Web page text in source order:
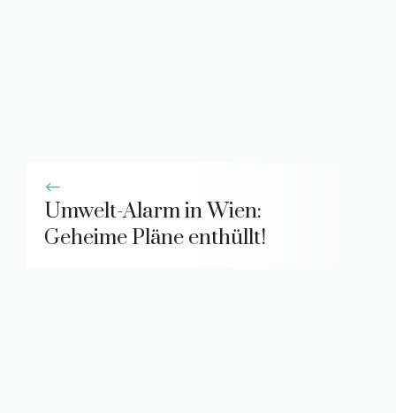
Umwelt-Alarm in Wien:
Geheime Pläne enthüllt!